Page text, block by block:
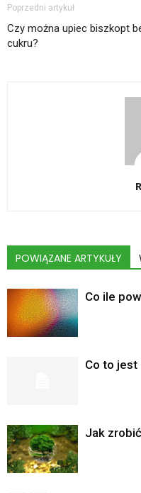
Poprzedni artykuł
Czy można upiec biszkopt
cukru?
POWIĄZANE ARTYKUŁY
Co ile
Co to
Jak